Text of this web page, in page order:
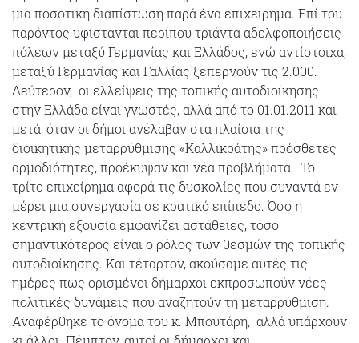
μια ποσοτική διαπίστωση παρά ένα επιχείρημα. Επί του
παρόντος υφίστανται περίπου τριάντα αδελφοποιήσεις
πόλεων μεταξύ Γερμανίας και Ελλάδος, ενώ αντίστοιχα,
μεταξύ Γερμανίας και Γαλλίας ξεπερνούν τις 2.000.
Δεύτερον, οι ελλείψεις της τοπικής αυτοδιοίκησης
στην Ελλάδα είναι γνωστές, αλλά από το 01.01.2011 και
μετά, όταν οι δήμοι ανέλαβαν στα πλαίσια της
διοικητικής μεταρρύθμισης «Καλλικράτης» πρόσθετες
αρμοδιότητες, προέκυψαν και νέα προβλήματα. Το
τρίτο επιχείρημα αφορά τις δυσκολίες που συναντά εν
μέρει μια συνεργασία σε κρατικό επίπεδο. Όσο η
κεντρική εξουσία εμφανίζει αστάθειες, τόσο
σημαντικότερος είναι ο ρόλος των θεσμών της τοπικής
αυτοδιοίκησης. Και τέταρτον, ακούσαμε αυτές τις
ημέρες πως ορισμένοι δήμαρχοι εκπροσωπούν νέες
πολιτικές δυνάμεις που αναζητούν τη μεταρρύθμιση.
Αναφέρθηκε το όνομα του κ. Μπουτάρη, αλλά υπάρχουν